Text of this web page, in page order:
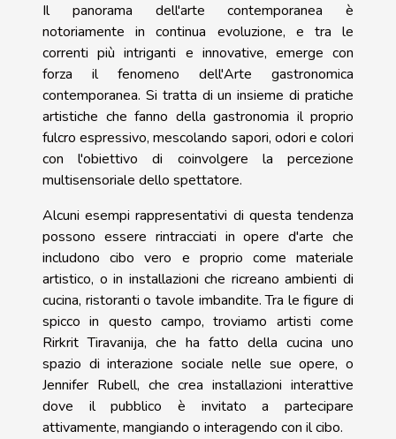
Il panorama dell'arte contemporanea è
notoriamente in continua evoluzione, e tra le
correnti più intriganti e innovative, emerge con
forza il fenomeno dell'Arte gastronomica
contemporanea. Si tratta di un insieme di pratiche
artistiche che fanno della gastronomia il proprio
fulcro espressivo, mescolando sapori, odori e colori
con l'obiettivo di coinvolgere la percezione
multisensoriale dello spettatore.
Alcuni esempi rappresentativi di questa tendenza
possono essere rintracciati in opere d'arte che
includono cibo vero e proprio come materiale
artistico, o in installazioni che ricreano ambienti di
cucina, ristoranti o tavole imbandite. Tra le figure di
spicco in questo campo, troviamo artisti come
Rirkrit Tiravanija, che ha fatto della cucina uno
spazio di interazione sociale nelle sue opere, o
Jennifer Rubell, che crea installazioni interattive
dove il pubblico è invitato a partecipare
attivamente, mangiando o interagendo con il cibo.